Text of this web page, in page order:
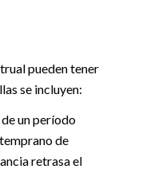
pueden tener
se incluyen:
un período
de
retrasa el